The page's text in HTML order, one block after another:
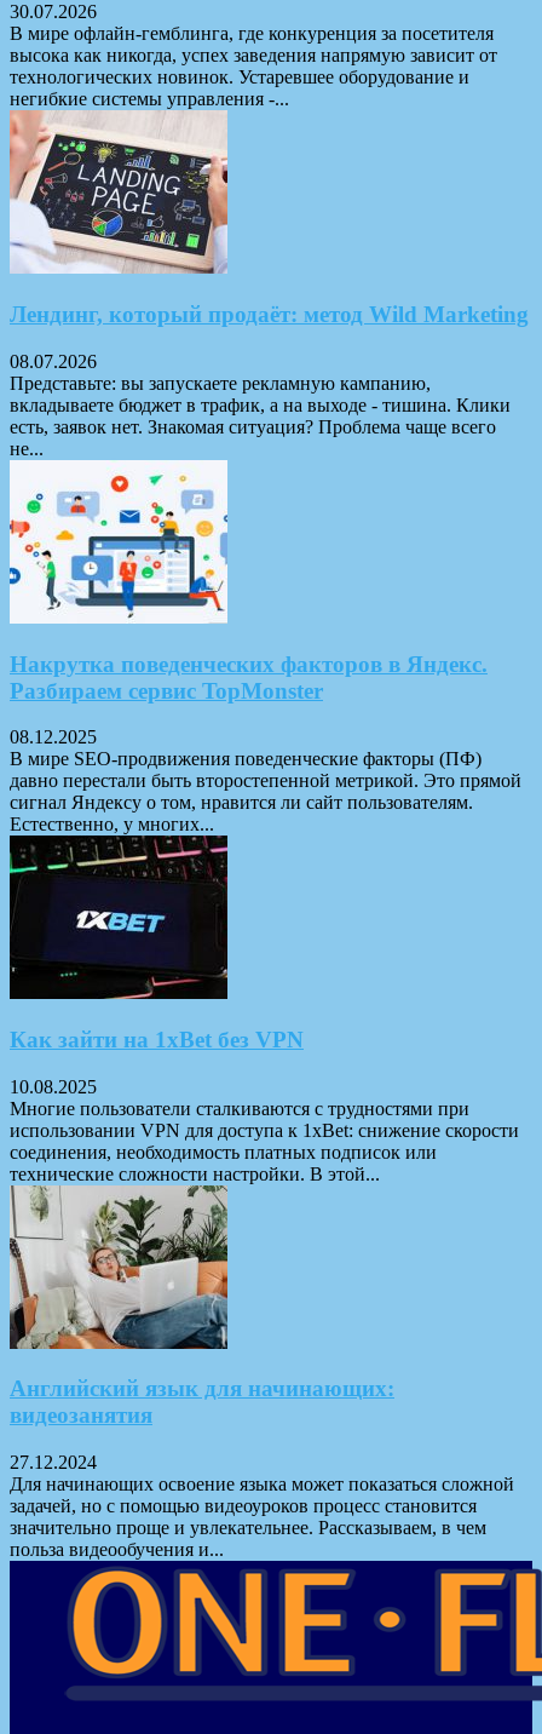
30.07.2026
В мире офлайн-гемблинга, где конкуренция за посетителя
высока как никогда, успех заведения напрямую зависит от
технологических новинок. Устаревшее оборудование и
негибкие системы управления -...
Лендинг, который продаёт: метод Wild Marketing
08.07.2026
Представьте: вы запускаете рекламную кампанию,
вкладываете бюджет в трафик, а на выходе - тишина. Клики
есть, заявок нет. Знакомая ситуация? Проблема чаще всего
не...
Накрутка поведенческих факторов в Яндекс.
Разбираем сервис TopMonster
08.12.2025
В мире SEO-продвижения поведенческие факторы (ПФ)
давно перестали быть второстепенной метрикой. Это прямой
сигнал Яндексу о том, нравится ли сайт пользователям.
Естественно, у многих...
Как зайти на 1xBet без VPN
10.08.2025
Многие пользователи сталкиваются с трудностями при
использовании VPN для доступа к 1xBet: снижение скорости
соединения, необходимость платных подписок или
технические сложности настройки. В этой...
Английский язык для начинающих:
видеозанятия
27.12.2024
Для начинающих освоение языка может показаться сложной
задачей, но с помощью видеоуроков процесс становится
значительно проще и увлекательнее. Рассказываем, в чем
польза видеообучения и...